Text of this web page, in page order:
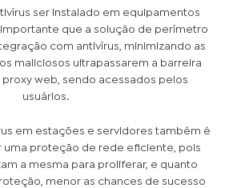
ser instalado em equipamentos
que a solução de perímetro
com antivírus, minimizando as
maliciosos ultrapassarem a barreira
web, sendo acessados pelos
usuários.
em estações e servidores também é
uma proteção de rede eficiente, pois
a mesma para proliferar, e quanto
menor as chances de sucesso